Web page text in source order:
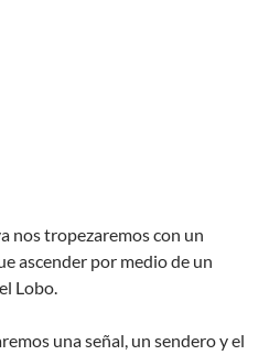
nos tropezaremos con un
ascender por medio de un
Lobo.
una señal, un sendero y el